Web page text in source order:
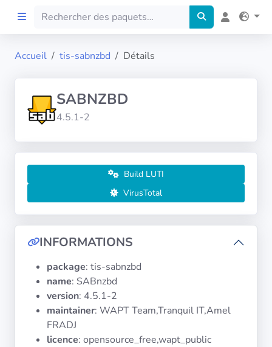
Preprod
À propos
FILTRES
Langues
Architectures
d'exploitation
Accueil tis-sabnzbd Détails
SABNZBD
4.5.1-2
Build LUTI
VirusTotal
INFORMATIONS
package: tis-sabnzbd
name: SABnzbd
version: 4.5.1-2
maintainer: WAPT Team,Tranquil IT,Amel
FRADJ
licence: opensource_free,wapt_public